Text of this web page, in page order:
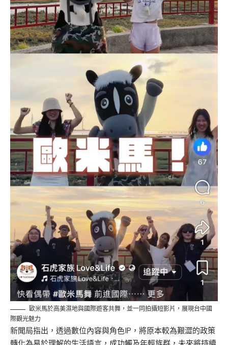
歐米馬於高美濕地與國際遊客共舞，並一同拍攝短影片，展現台中國
際觀光魅力
新聞局指出，透過數位內容與角色IP，將原本較為艱澀的政策